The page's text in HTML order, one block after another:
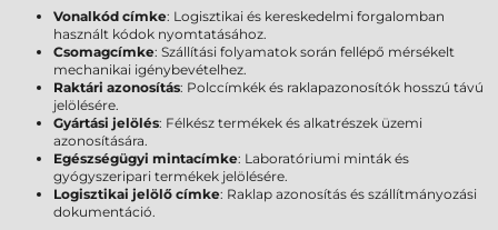
Vonalkód címke: Logisztikai és kereskedelmi forgalomban
használt kódok nyomtatásához.
Csomagcímke: Szállítási folyamatok során fellépő mérsékelt
mechanikai igénybevételhez.
Raktári azonosítás: Polccímkék és raklapazonosítók hosszú távú
jelölésére.
Gyártási jelölés: Félkész termékek és alkatrészek üzemi
azonosítására.
Egészségügyi mintacímke: Laboratóriumi minták és
gyógyszeripari termékek jelölésére.
Logisztikai jelölő címke: Raklap azonosítás és szállítmányozási
dokumentáció.